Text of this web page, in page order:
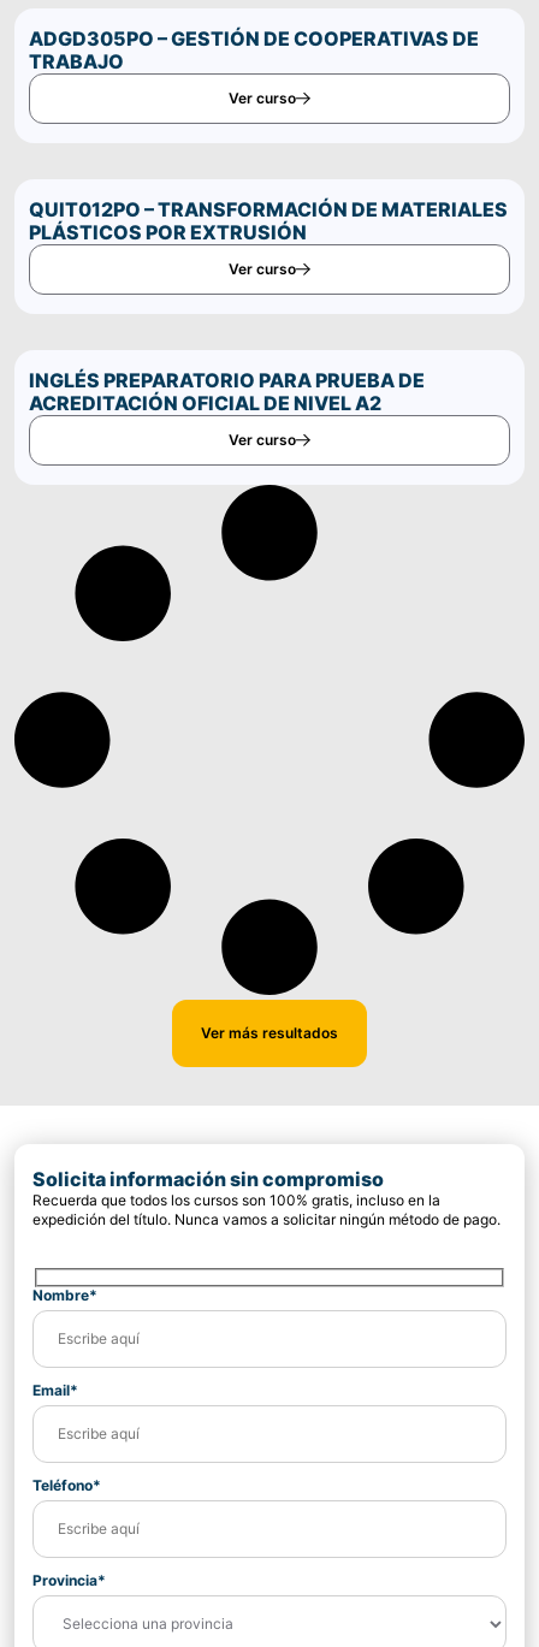
ADGD305PO – GESTIÓN DE COOPERATIVAS DE
TRABAJO
Ver curso
QUIT012PO – TRANSFORMACIÓN DE MATERIALES
PLÁSTICOS POR EXTRUSIÓN
Ver curso
INGLÉS PREPARATORIO PARA PRUEBA DE
ACREDITACIÓN OFICIAL DE NIVEL A2
Ver curso
Ver más resultados
Solicita información sin compromiso
Recuerda que todos los cursos son 100% gratis, incluso en la
expedición del título. Nunca vamos a solicitar ningún método de pago.
Nombre*
Email*
Teléfono*
Provincia*